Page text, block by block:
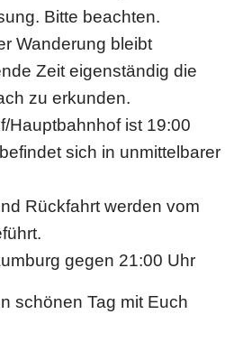
Bitte beachten.
Wanderung bleibt
Zeit eigenständig die
zu erkunden.
Hauptbahnhof ist 19:00
sich in unmittelbarer
Rückfahrt werden vom
gegen 21:00 Uhr
schönen Tag mit Euch